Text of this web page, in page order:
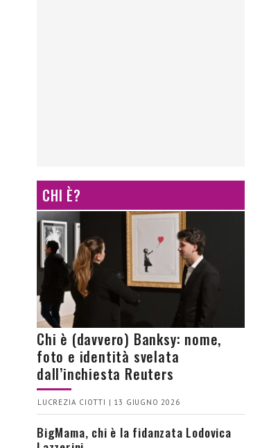
CHI È?
Chi è (davvero) Banksy: nome,
foto e identità svelata
dall’inchiesta Reuters
LUCREZIA CIOTTI | 13 GIUGNO 2026
BigMama, chi è la fidanzata Lodovica